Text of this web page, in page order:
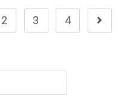
2 3 4